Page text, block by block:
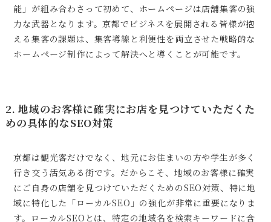
能」が組み合わさって初めて、ホームページは店舗集客の強
力な武器となります。京都でビジネスを展開される皆様が抱
える集客の課題は、集客導線と利便性を両立させた戦略的な
ホームページ制作によって解決へと導くことが可能です。
2. 地域のお客様に確実にお店を見つけていただくた
めの具体的なSEO対策
京都は観光客だけでなく、地元にお住まいの方や学生が多く
行き交う活気ある街です。だからこそ、地域のお客様に確実
にご自身の店舗を見つけていただくためのSEO対策、特に地
域に特化した「ローカルSEO」の強化が非常に重要になりま
す。ローカルSEOとは、特定の地域名を検索キーワードに含